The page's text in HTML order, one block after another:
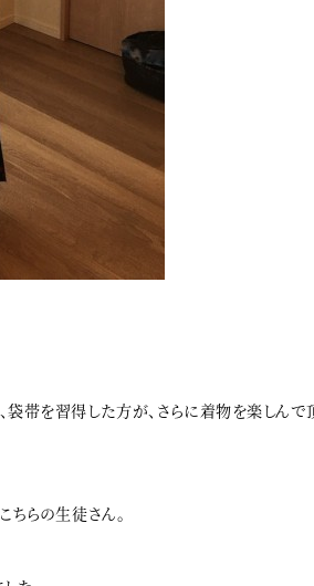
帯を習得した方が、さらに着物を楽しんで
ちらの生徒さん。